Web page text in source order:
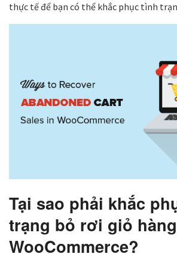
thực tế để bạn có thể khắc phục tình
Tại sao phải khắc
trạng bỏ rơi giỏ
WooCommerce?